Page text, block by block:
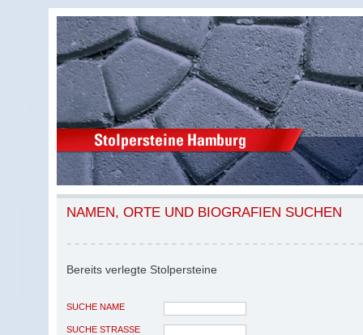
NAMEN, ORTE UND BIOGRAFIEN SUCHEN
Bereits verlegte Stolpersteine
SUCHE NAME
SUCHE STRASSE